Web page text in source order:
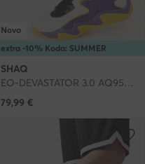
extra -10% Koda: SUMMER
Novo
SHAQ
79,99 €